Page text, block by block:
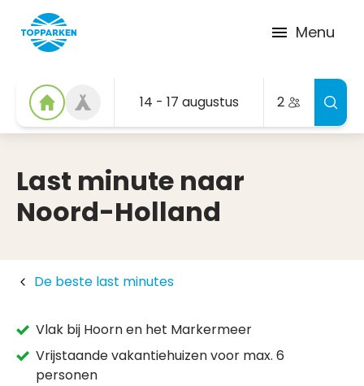
Menu
14 - 17 augustus 2
Last minute naar
Noord-Holland
De beste last minutes
Vlak bij Hoorn en het Markermeer
Vrijstaande vakantiehuizen voor max. 6
personen